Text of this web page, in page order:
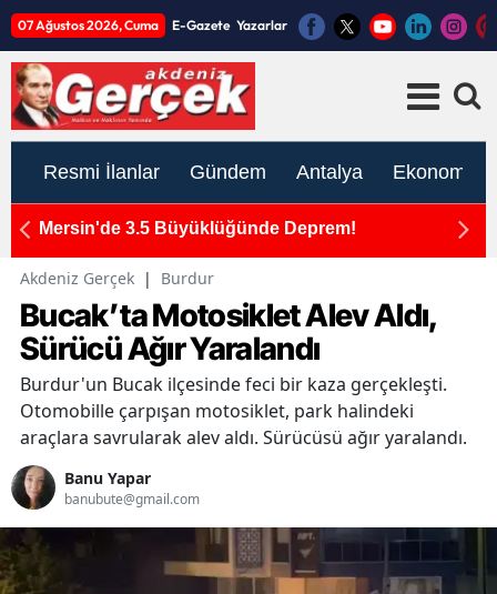
07 Ağustos 2026, Cuma E-Gazete Yazarlar
Resmi İlanlar Gündem Antalya Ekonomi
Mersin'de 3.5 Büyüklüğünde Deprem!
Akdeniz Gerçek | Burdur
Bucak’ta Motosiklet Alev Aldı,
Sürücü Ağır Yaralandı
Burdur'un Bucak ilçesinde feci bir kaza gerçekleşti.
Otomobille çarpışan motosiklet, park halindeki
araçlara savrularak alev aldı. Sürücüsü ağır yaralandı.
Banu Yapar
banubute@gmail.com